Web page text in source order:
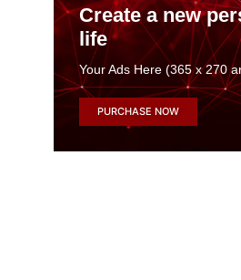
Create a new
life
Your Ads Here (365 x 270
PURCHASE NOW